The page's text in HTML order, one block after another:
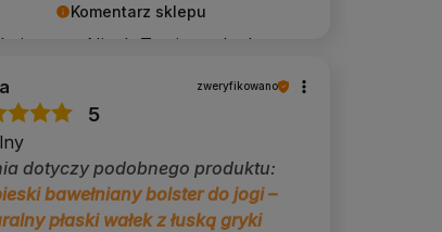
Komentarz sklepu
💫 Niech Twoja praktyka
zweryfikowano
5
dotyczy podobnego produktu:
bawełniany bolster do jogi –
płaski wałek z łuską gryki